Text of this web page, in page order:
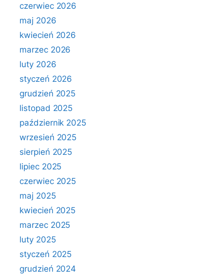
czerwiec 2026
maj 2026
kwiecień 2026
marzec 2026
luty 2026
styczeń 2026
grudzień 2025
listopad 2025
październik 2025
wrzesień 2025
sierpień 2025
lipiec 2025
czerwiec 2025
maj 2025
kwiecień 2025
marzec 2025
luty 2025
styczeń 2025
grudzień 2024